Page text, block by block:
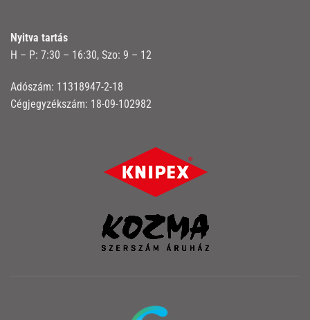
Nyitva tartás
H – P: 7:30 – 16:30, Szo: 9 – 12
Adószám: 11318947-2-18
Cégjegyzékszám: 18-09-102982